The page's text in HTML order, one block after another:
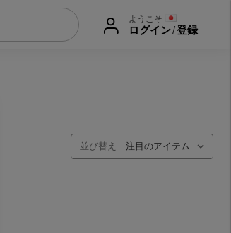
ようこそ
ログイン/登録
並び替え